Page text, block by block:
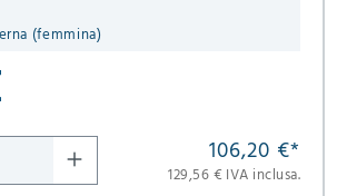
(femmina)
106,20 €*
129,56 € IVA inclusa.